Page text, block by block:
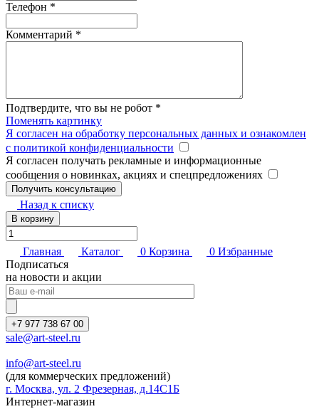
Телефон *
Комментарий *
Подтвердите, что вы не робот *
Поменять картинку
Я согласен на обработку персональных данных и ознакомлен
с политикой конфиденциальности
Я согласен получать рекламные и информационные
сообщения о новинках, акциях и спецпредложениях
Назад к списку
В корзину
Главная Каталог 0 Корзина 0 Избранные
Подписаться
на новости и акции
+7 977 738 67 00
sale@art-steel.ru
info@art-steel.ru
(для коммерческих предложений)
г. Москва, ул. 2 Фрезерная, д.14С1Б
Интернет-магазин